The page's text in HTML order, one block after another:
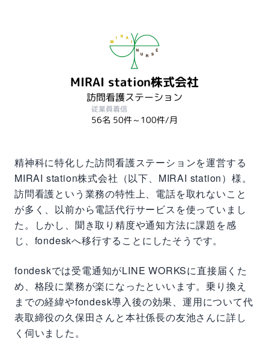
MIRAI station株式会社
訪問看護ステーション
従業員
56名
着信
50件～100件/月
精神科に特化した訪問看護ステーションを運営する
MIRAI station株式会社（以下、MIRAI station）様。
訪問看護という業務の特性上、電話を取れないこと
が多く、以前から電話代行サービスを使っていまし
た。しかし、聞き取り精度や通知方法に課題を感
じ、fondeskへ移行することにしたそうです。
fondeskでは受電通知がLINE WORKSに直接届くた
め、格段に業務が楽になったといいます。乗り換え
までの経緯やfondesk導入後の効果、運用について代
表取締役の久保田さんと本社係長の友池さんに詳し
く伺いました。